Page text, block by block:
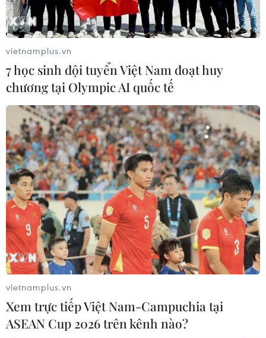
VN-Index lên cao nhất trong hơn 3 năm
nhờ nhóm cổ phiếu vốn hóa lớn
23/06/2025 09:58
VN-Index tăng 8,83 điểm lên 1.358,18 điểm, chỉ thấp hơn
mức đóng cửa ngày 5/5/2022; thanh khoản trên HOSE
đạt hơn 854,2 triệu cổ phiếu, tương đương giá trị giao
dịch 21.752,5 tỷ đồng.
vietnamplus.vn
7 học sinh đội tuyển Việt Nam đoạt huy
chương tại Olympic AI quốc tế
vietnamplus.vn
Xem trực tiếp Việt Nam-Campuchia tại
ASEAN Cup 2026 trên kênh nào?